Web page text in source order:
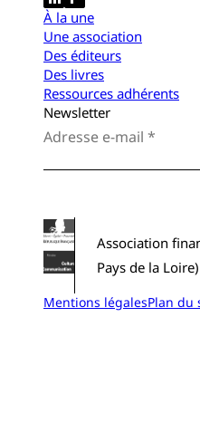
À la une
Une association
Des éditeurs
Des livres
Ressources adhérents
Newsletter
Association
Pays de la Loire)
Mentions légalesPlan du